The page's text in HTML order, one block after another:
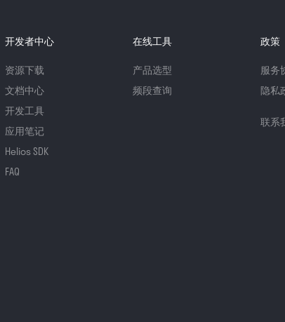
开发者中心
资源下载
文档中心
开发工具
应用笔记
Helios SDK
FAQ
在线工具
产品选型
频段查询
政策
服务
隐私
联系